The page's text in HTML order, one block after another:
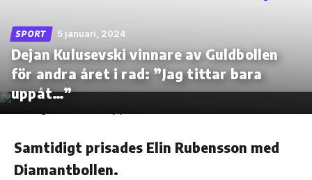
Skip
the
SPORT 5 januari, 2024
Dejan Kulusevski vinnare av Guldbollen
för andra året i rad: ”Jag tittar bara
uppåt…”
Samtidigt prisades Elin Rubensson med
Diamantbollen.